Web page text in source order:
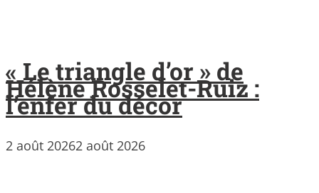
« Le triangle d’or » de
Hélène Rosselet-Ruiz :
l’enfer du décor
2 août 20262 août 2026